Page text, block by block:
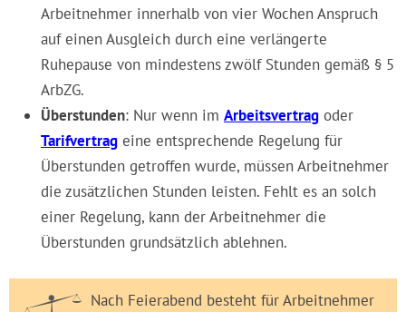
Arbeitnehmer innerhalb von vier Wochen Anspruch
auf einen Ausgleich durch eine verlängerte
Ruhepause von mindestens zwölf Stunden gemäß § 5
ArbZG.
Überstunden: Nur wenn im Arbeitsvertrag oder
Tarifvertrag eine entsprechende Regelung für
Überstunden getroffen wurde, müssen Arbeitnehmer
die zusätzlichen Stunden leisten. Fehlt es an solch
einer Regelung, kann der Arbeitnehmer die
Überstunden grundsätzlich ablehnen.
Nach Feierabend besteht für Arbeitnehmer